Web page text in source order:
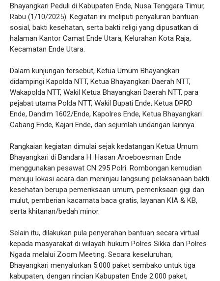
Bhayangkari Peduli di Kabupaten Ende, Nusa Tenggara Timur,
Rabu (1/10/2025). Kegiatan ini meliputi penyaluran bantuan
sosial, bakti kesehatan, serta bakti religi yang dipusatkan di
halaman Kantor Camat Ende Utara, Kelurahan Kota Raja,
Kecamatan Ende Utara.
Dalam kunjungan tersebut, Ketua Umum Bhayangkari
didampingi Kapolda NTT, Ketua Bhayangkari Daerah NTT,
Wakapolda NTT, Wakil Ketua Bhayangkari Daerah NTT, para
pejabat utama Polda NTT, Wakil Bupati Ende, Ketua DPRD
Ende, Dandim 1602/Ende, Kapolres Ende, Ketua Bhayangkari
Cabang Ende, Kajari Ende, dan sejumlah undangan lainnya.
Rangkaian kegiatan dimulai sejak kedatangan Ketua Umum
Bhayangkari di Bandara H. Hasan Aroeboesman Ende
menggunakan pesawat CN 295 Polri. Rombongan kemudian
menuju lokasi acara dan meninjau langsung pelaksanaan bakti
kesehatan berupa pemeriksaan umum, pemeriksaan gigi dan
mulut, pemberian kacamata baca gratis, layanan KIA & KB,
serta khitanan/bedah minor.
Selain itu, dilakukan pula penyerahan bantuan secara virtual
kepada masyarakat di wilayah hukum Polres Sikka dan Polres
Ngada melalui Zoom Meeting. Secara keseluruhan,
Bhayangkari menyalurkan 5.000 paket sembako untuk tiga
kabupaten, dengan rincian Kabupaten Ende 2.000 paket,